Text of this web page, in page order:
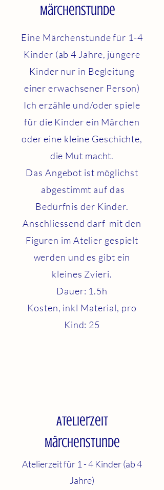
Märchenstunde
Eine Märchenstunde für 1-4
Kinder (ab 4 Jahre, jüngere
Kinder nur in Begleitung
einer erwachsener Person)
Ich erzähle und/oder spiele
für die Kinder ein Märchen
oder eine kleine Geschichte,
die Mut macht.
Das Angebot ist möglichst
abgestimmt auf das
Bedürfnis der Kinder.
Anschliessend darf mit den
Figuren im Atelier gespielt
werden und es gibt ein
kleines Zvieri.
Dauer: 1.5h
Kosten, inkl Material, pro
Kind: 25
Atelierzeit
Märchenstunde
Atelierzeit für 1 - 4 Kinder (ab 4
Jahre)